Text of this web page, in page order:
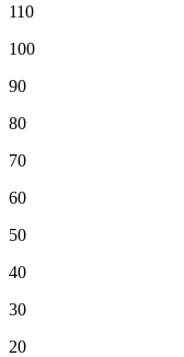
110
100
90
80
70
60
50
40
30
20